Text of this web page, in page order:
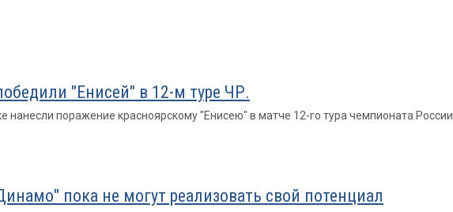
"Енисей" в 12-м туре ЧР.
поражение красноярскому "Енисею" в матче 12-го тура чемпионата России.
пока не могут реализовать свой потенциал